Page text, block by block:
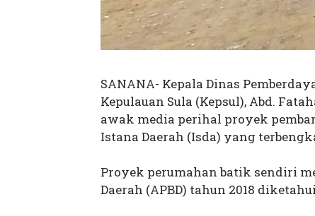
SANANA- Kepala Dinas
Kepulauan Sula (Kepsul), Abd.
awak media perihal proyek
Istana Daerah (Isda) yang
Proyek perumahan batik sendiri
Daerah (APBD) tahun 2018